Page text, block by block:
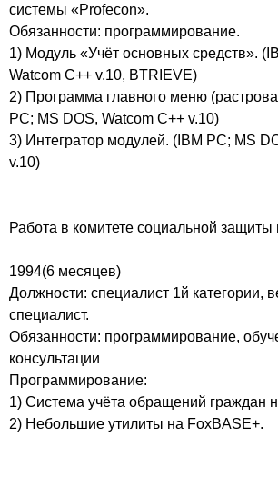
системы «Profecon».
Обязанности: программирование.
1) Модуль «Учёт основных средств».
Watcom C++ v.10, BTRIEVE)
2) Программа главного меню
PC; MS DOS, Watcom C++ v.10)
3) Интегратор модулей. (IBM PC; MS
v.10)
Работа в комитете социальной защиты
1994(6 месяцев)
Должности: специалист 1й категории,
специалист.
Обязанности: программирование,
консультации
Программирование:
1) Система учёта обращений граждан
2) Небольшие утилиты на FoxBASE+.